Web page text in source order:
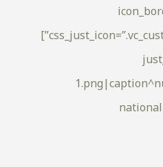
css_just_icon=”.vc_custom_1705564449618{padding-top: 5px !important;padding-right: 5px !important;padding-bottom: 5px !important;padding-left: 5px !important;}”]